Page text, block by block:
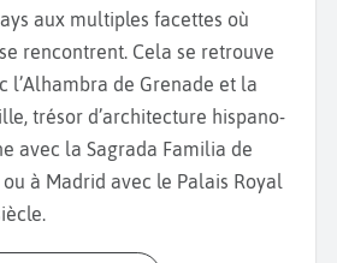
d’Europe avec ses épiceries,
bar à tapasqui cuisinent les
Ne manquez pas de goûter la
plat emblématique à base de
et de haricots verts, née dans
aussi l’Agua de Valencia, un
ou de cava avec du jus
aux multiples facettes où
rencontrent. Cela se retrouve
l’Alhambra de Grenade et la
trésor d’architecture hispano-
avec la Sagrada Familia de
à Madrid avec le Palais Royal